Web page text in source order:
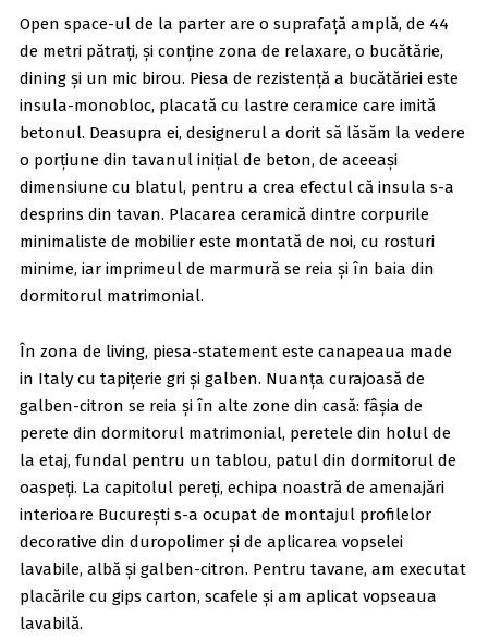
Open space-ul de la parter are o suprafață amplă, de 44
de metri pătrați, și conține zona de relaxare, o bucătărie,
dining și un mic birou. Piesa de rezistență a bucătăriei este
insula-monobloc, placată cu lastre ceramice care imită
betonul. Deasupra ei, designerul a dorit să lăsăm la vedere
o porțiune din tavanul inițial de beton, de aceeași
dimensiune cu blatul, pentru a crea efectul că insula s-a
desprins din tavan. Placarea ceramică dintre corpurile
minimaliste de mobilier este montată de noi, cu rosturi
minime, iar imprimeul de marmură se reia și în baia din
dormitorul matrimonial.
În zona de living, piesa-statement este canapeaua made
in Italy cu tapițerie gri și galben. Nuanța curajoasă de
galben-citron se reia și în alte zone din casă: fâșia de
perete din dormitorul matrimonial, peretele din holul de
la etaj, fundal pentru un tablou, patul din dormitorul de
oaspeți. La capitolul pereți, echipa noastră de amenajări
interioare București s-a ocupat de montajul profilelor
decorative din duropolimer și de aplicarea vopselei
lavabile, albă și galben-citron. Pentru tavane, am executat
placările cu gips carton, scafele și am aplicat vopseaua
lavabilă.